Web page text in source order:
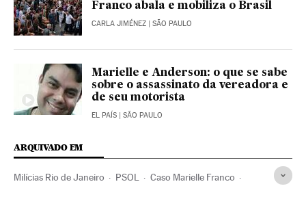
Franco abala e mobiliza o Brasil
CARLA JIMÉNEZ | SÃO PAULO
Marielle e Anderson: o que se sabe
sobre o assassinato da vereadora e
de seu motorista
EL PAÍS | SÃO PAULO
ARQUIVADO EM
Milícias Rio de Janeiro PSOL Caso Marielle Franco